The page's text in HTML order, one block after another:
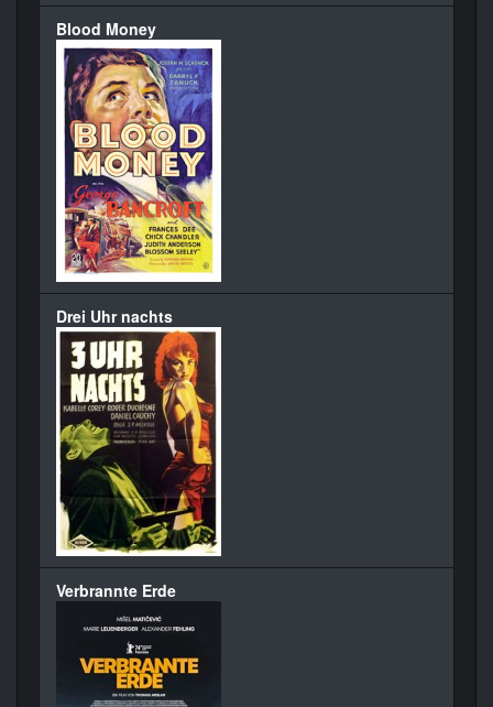
Blood Money
Drei Uhr nachts
Verbrannte Erde